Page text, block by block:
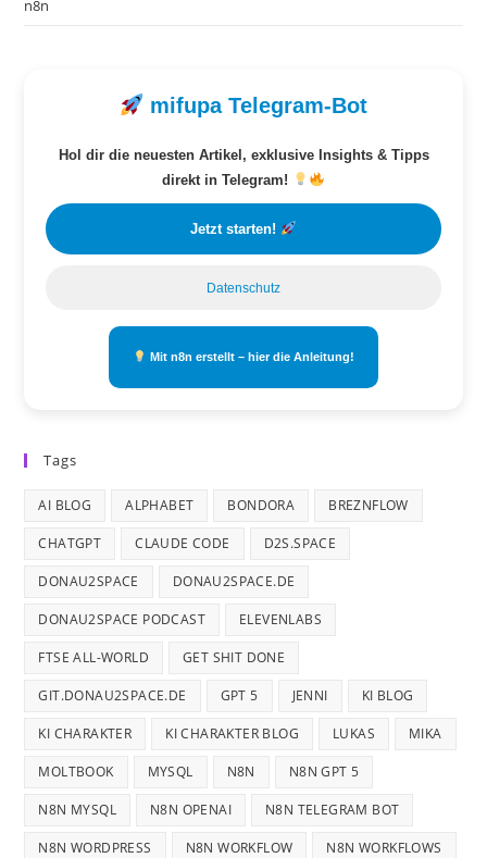
n8n
mifupa Telegram-Bot
Hol dir die neuesten Artikel, exklusive Insights & Tipps
direkt in Telegram!
Jetzt starten!
Datenschutz
Mit n8n erstellt – hier die Anleitung!
Tags
AI BLOG ALPHABET BONDORA BREZNFLOW
CHATGPT CLAUDE CODE D2S.SPACE
DONAU2SPACE DONAU2SPACE.DE
DONAU2SPACE PODCAST ELEVENLABS
FTSE ALL-WORLD GET SHIT DONE
GIT.DONAU2SPACE.DE GPT 5 JENNI KI BLOG
KI CHARAKTER KI CHARAKTER BLOG LUKAS MIKA
MOLTBOOK MYSQL N8N N8N GPT 5
N8N MYSQL N8N OPENAI N8N TELEGRAM BOT
N8N WORDPRESS N8N WORKFLOW N8N WORKFLOWS